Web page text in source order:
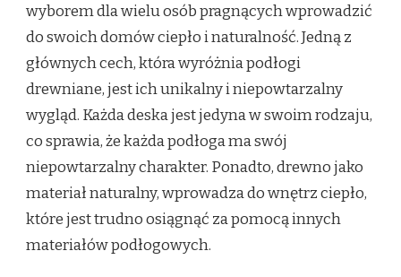
wyborem dla wielu osób pragnących wprowadzić
do swoich domów ciepło i naturalność. Jedną z
głównych cech, która wyróżnia podłogi
drewniane, jest ich unikalny i niepowtarzalny
wygląd. Każda deska jest jedyna w swoim rodzaju,
co sprawia, że każda podłoga ma swój
niepowtarzalny charakter. Ponadto, drewno jako
materiał naturalny, wprowadza do wnętrz ciepło,
które jest trudno osiągnąć za pomocą innych
materiałów podłogowych.